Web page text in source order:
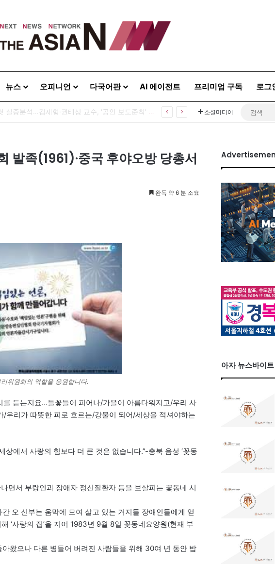
뉴스 오피니언 다국어판 AI 에이전트 프리미엄 구독 로그
공인 명예훼손 판결 첫 실증분석…김재형·권태상 교수, ‘공인 보도준칙’ 제안도 소셜미디어
발족(1961)·중국 후야오방 당총서
완독 약 6 분 소요
위원회의 역할을 응원합니다.
듣는지요…들꽃들이 피어나/가을이 아름다워지고/우리 사
리가 따뜻한 피로 흐르는/강물이 되어/세상을 적셔야하는
에서 사랑의 힘보다 더 큰 것은 없습니다.”-충북 음성 ‘꽃동
면서 부랑인과 장애자 정신질환자 등을 보살피는 꽃동네 시
오 신부는 움막에 모여 살고 있는 거지들 장애인들에게 얻
‘사랑의 집’을 지어 1983년 9월 8일 꽃동네요양원(현재 부
왔으나 다른 병들어 버려진 사람들을 위해 30여 년 동안 밥
아자 뉴스바이